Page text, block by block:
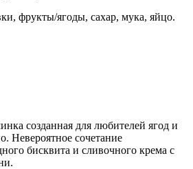
фрукты/ягоды, сахар, мука, яйцо.
созданная для любителей ягод и
Невероятное сочетание
бисквита и сливочного крема с